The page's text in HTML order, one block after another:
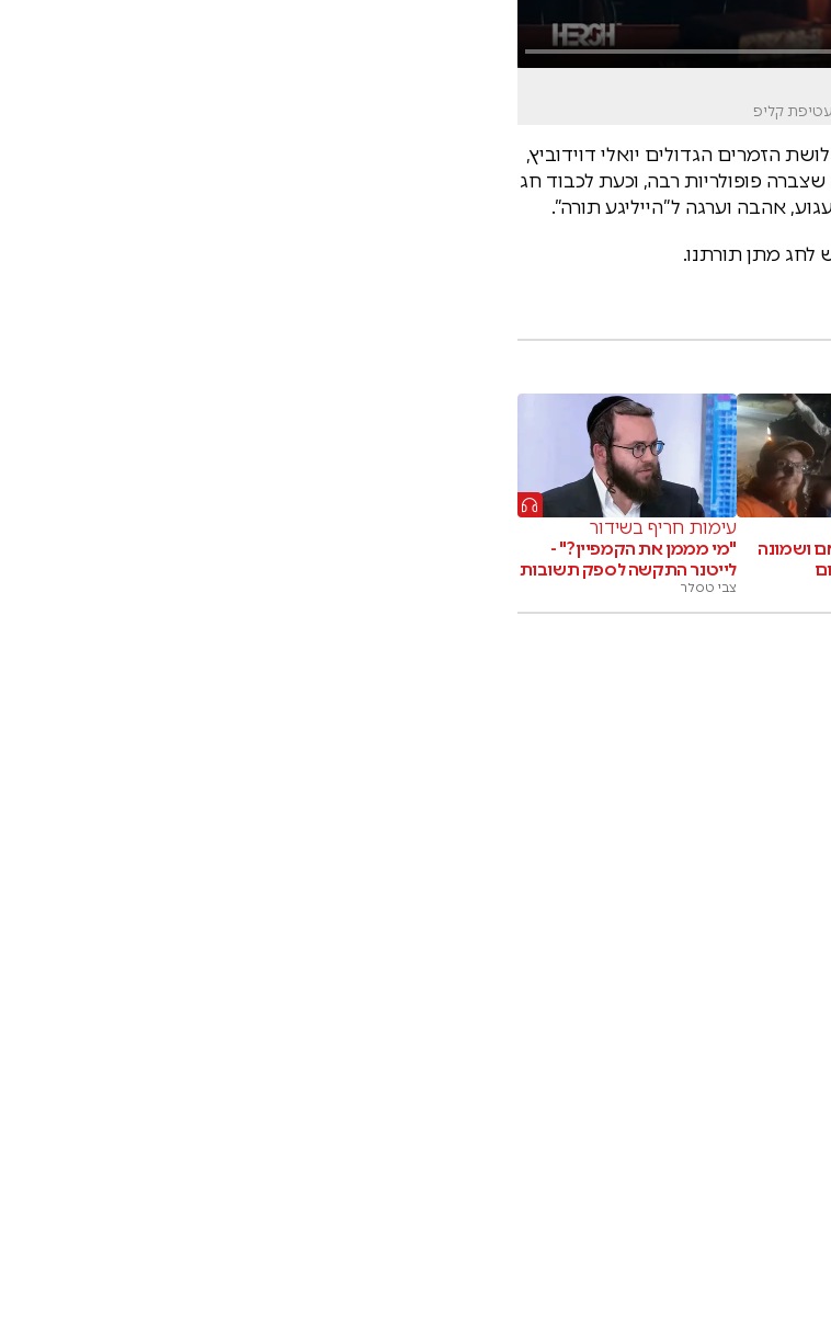
עטיפת קליפ
הזמרים הגדולים יואלי דוידוביץ,
פופולריות רבה, וכעת לכבוד חג
אהבה וערגה ל”הייליגע תורה”.
לחג מתן תורתנו.
ושמונה
עימות חריף בשידור
"מי מממן את הקמפיין?" -
לייטנר התקשה לספק תשובות
צבי טסלר